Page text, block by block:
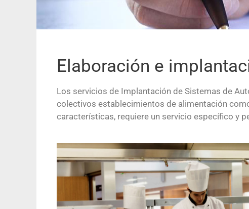
Elaboración e
Los servicios de Implantación de Sistemas de
colectivos establecimientos de alimentación
características, requiere un servicio específico y